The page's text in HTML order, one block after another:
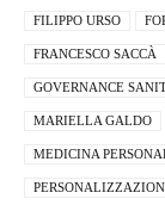
FILIPPO URSO
FRANCESCO SACCÀ
GOVERNANCE
MARIELLA GALDO
MEDICINA